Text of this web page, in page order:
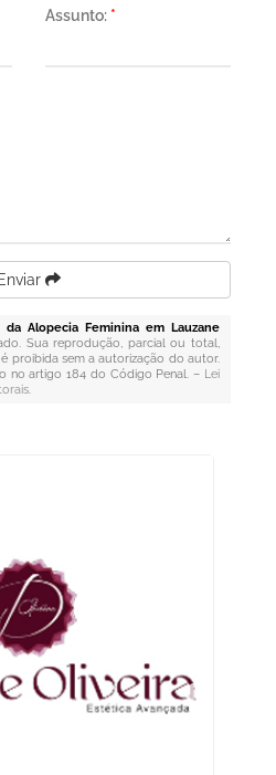
Assunto: *
Enviar
da Alopecia Feminina em Lauzane
Sua reprodução, parcial ou total,
proibida sem a autorização do autor.
no artigo 184 do Código Penal. – Lei
.